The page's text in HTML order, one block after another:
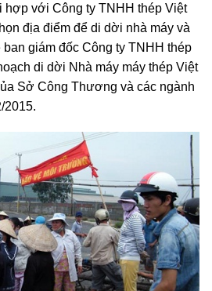
hợp với Công ty TNHH thép Việt
địa điểm để di dời nhà máy và
giám đốc Công ty TNHH thép
di dời Nhà máy máy thép Việt
Sở Công Thương và các ngành
2015.